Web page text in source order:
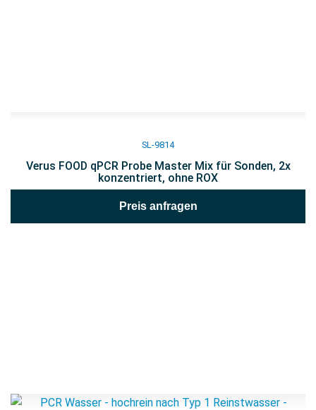
SL-9814
Verus FOOD qPCR Probe Master Mix für Sonden, 2x
konzentriert, ohne ROX
Preis anfragen